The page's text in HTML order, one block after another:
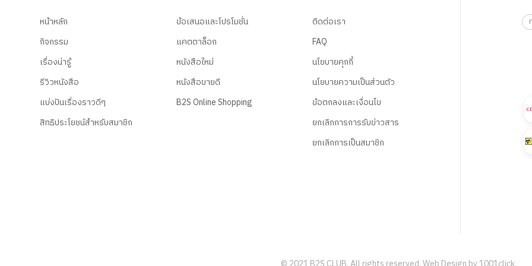
หน้าหลัก
กิจกรรม
เรื่องน่ารู้
รีวิวหนังสือ
แบ่งปันเรื่องราวดีๆ
สิทธิประโยชน์สำหรับสมาชิก
ข้อเสนอและโปรโมชั่น
แคตตาล็อก
หนังสือใหม่
หนังสือขายดี
B2S Online Shopping
ติดต่อเรา
FAQ
นโยบายคุกกี้
นโยบายความเป็นส่วนตัว
ข้อตกลงและเงื่อนไข
ยกเลิกการการรับข่าวสาร
ยกเลิกการเป็นสมาชิก